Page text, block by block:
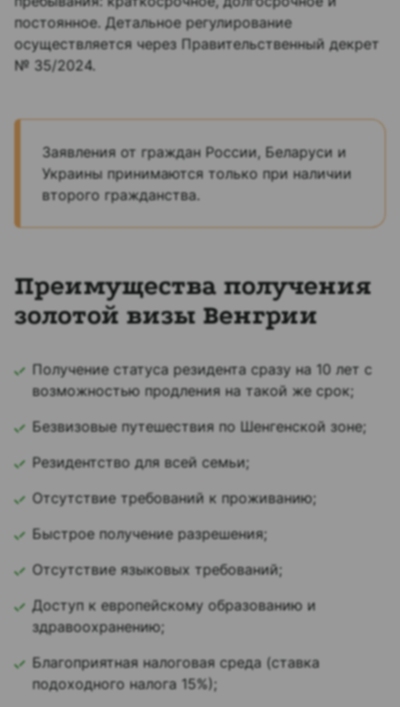
постоянное. Детальное регулирование
осуществляется через Правительственный декрет
№ 35/2024.
Заявления от граждан России, Беларуси и
Украины принимаются только при наличии
второго гражданства.
Преимущества получения
золотой визы Венгрии
Получение статуса резидента сразу на 10 лет с
возможностью продления на такой же срок;
Безвизовые путешествия по Шенгенской зоне;
Резидентство для всей семьи;
Отсутствие требований к проживанию;
Быстрое получение разрешения;
Отсутствие языковых требований;
Доступ к европейскому образованию и
здравоохранению;
Благоприятная налоговая среда (ставка
подоходного налога 15%);